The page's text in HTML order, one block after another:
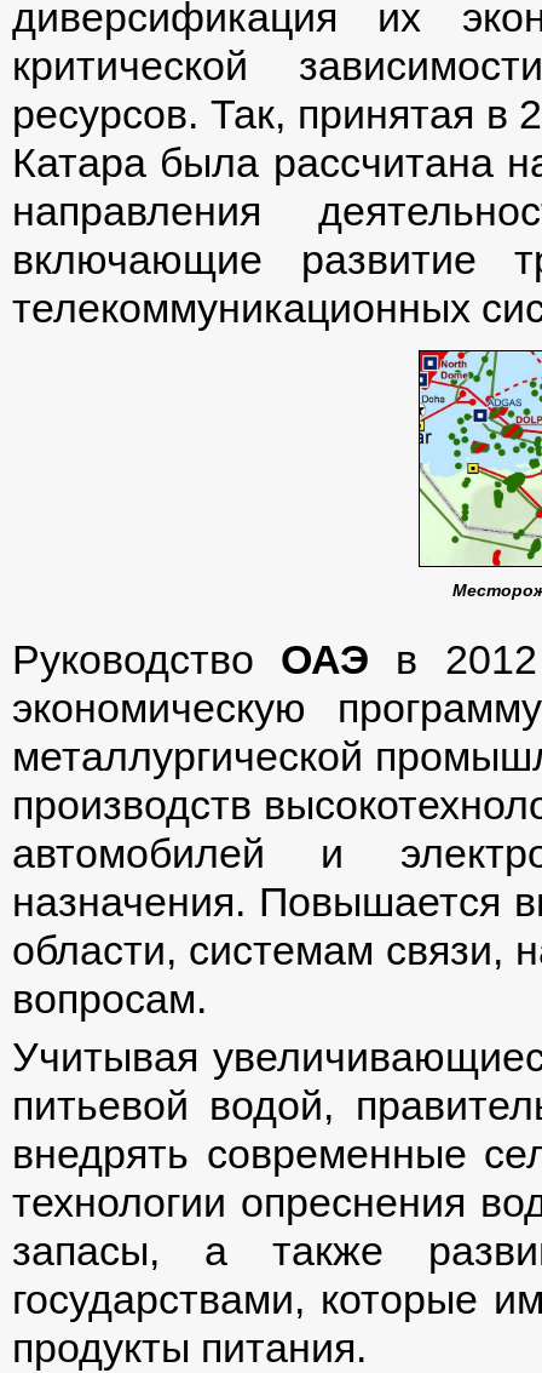
диверсификация их
критической
ресурсов. Так, принятая в
Катара была рассчитана
направления
включающие развитие
телекоммуникационных
Руководство ОАЭ в 2012
экономическую
металлургической
производств
автомобилей и
назначения. Повышается
области, системам связи,
вопросам.
Учитывая
питьевой водой,
внедрять современные
технологии опреснения
запасы, а также
государствами, которые
продукты питания.